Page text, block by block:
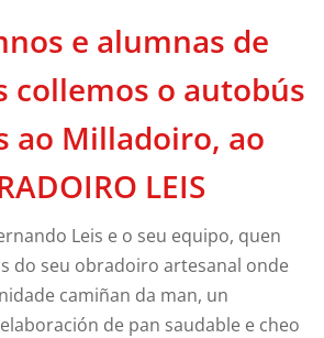
e alumnas de
collemos o autobús
ao Milladoiro, ao
LEIS
Leis e o seu equipo, quen
do seu obradoiro artesanal onde
camiñan da man, un
de pan saudable e cheo